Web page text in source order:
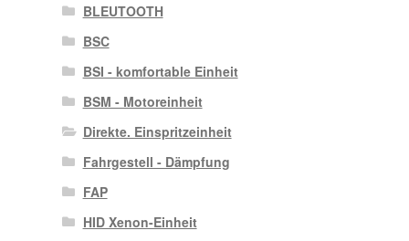
BLEUTOOTH
BSC
BSI - komfortable Einheit
BSM - Motoreinheit
Direkte. Einspritzeinheit
Fahrgestell - Dämpfung
FAP
HID Xenon-Einheit